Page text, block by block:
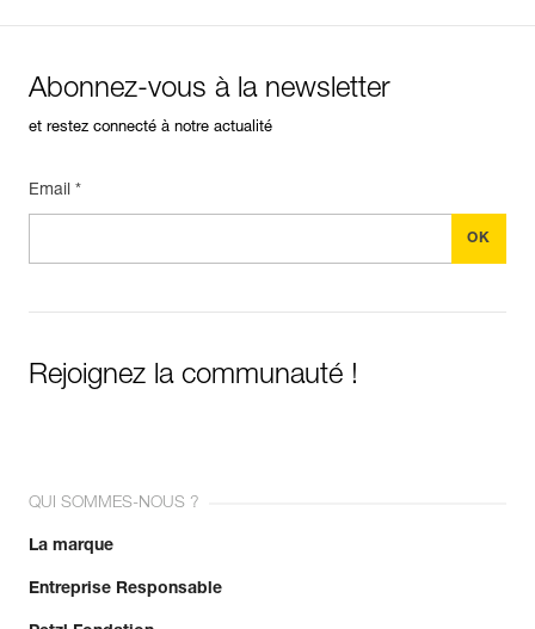
Abonnez-vous à la newsletter
et restez connecté à notre actualité
Email *
Rejoignez la communauté !
QUI SOMMES-NOUS ?
La marque
Entreprise Responsable